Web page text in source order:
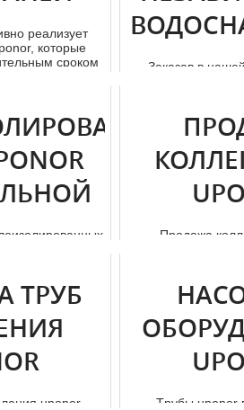
реализует
которые
сроком
Заказав в
Продажа
ТРУБ
uponor Тpубы uponor